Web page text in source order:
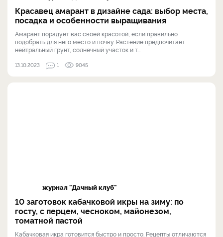
Красавец амарант в дизайне сада: выбор места,
посадка и особенности выращивания
Амарант порадует вас своей красотой, если правильно
подобрать для него место и почву. Растение предпочитает
нейтральный грунт, солнечный участок и т...
13.10.2023 1 9045
журнал "Дачный клуб"
10 заготовок кабачковой икры на зиму: по
госту, с перцем, чесноком, майонезом,
томатной пастой
Кабачковая икра готовится быстро и просто. Рецепты отличаются